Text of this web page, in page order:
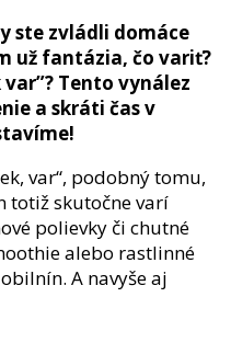
ste zvládli domáce
už fantázia, čo variť?
Tento vynález
a skráti čas v
var“, podobný tomu,
totiž skutočne varí
polievky či chutné
alebo rastlinné
A navyše aj